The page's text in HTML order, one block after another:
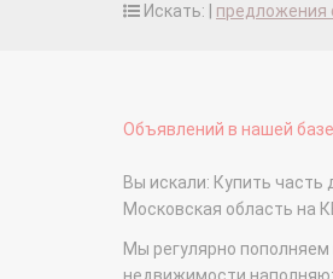
Искать: | предложения
Объявлений в нашей
Вы искали: Купить
Московская область на
Мы регулярно